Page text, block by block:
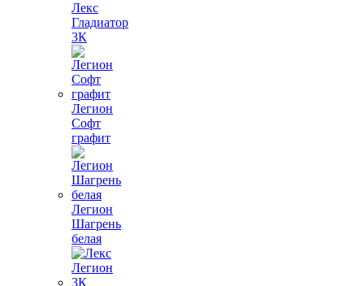
Лекс
Гладиатор
3К
Легион
Софт
графит
Легион
Шагрень
белая